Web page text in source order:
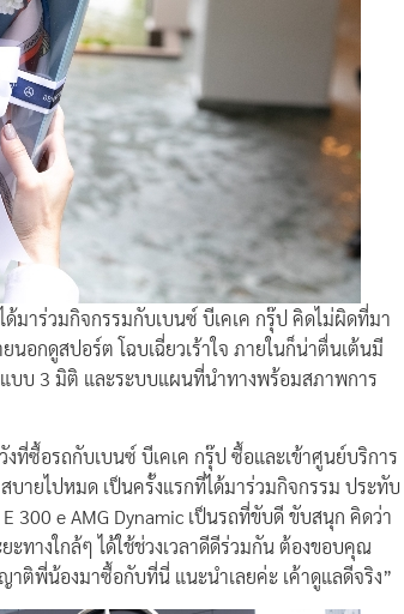
มาร่วมกิจกรรมกับเบนซ์ บีเคเค กรุ๊ป คิดไม่ผิดที่มา
อกดูสปอร์ต โฉบเฉี่ยวเร้าใจ ภายในก็น่าตื่นเต้นมี
บบ 3 มิติ และระบบแผนที่นําทางพร้อมสภาพการ
ที่ซื้อรถกับเบนซ์ บีเคเค กรุ๊ป ซื้อและเข้าศูนย์บริการ
ายไปหมด เป็นครั้งแรกที่ได้มาร่วมกิจกรรม ประทับ
300 e AMG Dynamic เป็นรถที่ขับดี ขับสนุก คิดว่า
ทางใกล้ๆ ได้ใช้ช่วงเวลาดีดีร่วมกัน ต้องขอบคุณ
ติพี่น้องมาซื้อกับที่นี่ แนะนำเลยค่ะ เค้าดูแลดีจริง”